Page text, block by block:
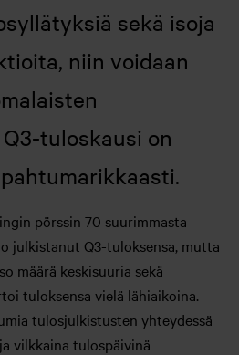
sekä isoja
niin voidaan
tuloskausi on
pörssin 70 suurimmasta
julkistanut Q3-tuloksensa, mutta
määrä keskisuuria sekä
tuloksensa vielä lähiaikoina.
tulosjulkistusten yhteydessä
vilkkaina tulospäivinä